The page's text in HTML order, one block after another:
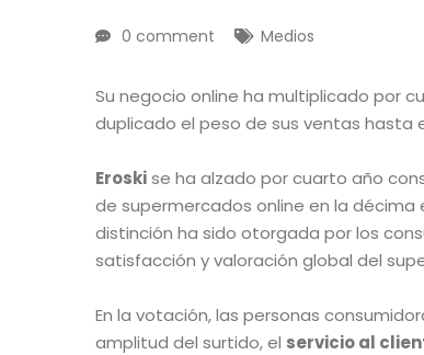
0 comment Medios
Su negocio online ha multiplicado por
duplicado el peso de sus ventas hasta
Eroskise ha alzado por cuarto año
de supermercados online en la décima
distinción ha sido otorgada por los
satisfacción y valoración global del
En la votación, las personas
amplitud del surtido, el servicio al